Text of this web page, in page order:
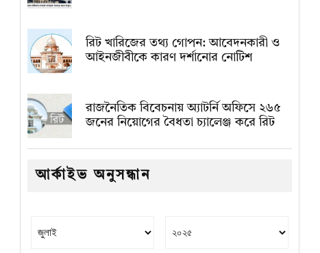
রিট খারিজের তথ্য গোপন: আবেদনকারী ও
আইনজীবীকে কারণ দর্শানোর নোটিশ
রাজনৈতিক বিবেচনায় অ‍্যাটর্নি অফিসে ২৬৫
জনের নিয়োগের বৈধতা চ্যালেঞ্জ করে রিট
আর্কাইভ অনুসন্ধান